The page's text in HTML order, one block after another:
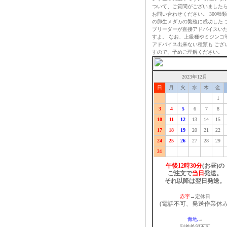
ついて、ご質問がございましたら
お問い合わせください。 300種
の卵生メダカの繁殖に成功した
ブリーダーが直接アドバイスい
すよ。 なお、上級種やミジンコ
アドバイス出来ない種類も ござ
すので、予めご理解ください。
2023年12月
日
月 火 水 木 金
1
3
4 5 6 7 8
10
11 12 13 14 15
17
18 19 20 21 22
24
25 26 27 28 29
31
午後12時30分(お昼)の
ご注文で当日 発送。
それ以降は翌日発送。
赤字→定休日
(電話不可、発送作業休
青地→